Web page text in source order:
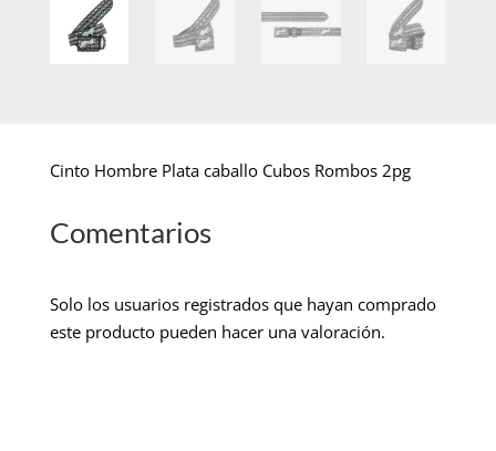
Cinto Hombre Plata caballo Cubos Rombos 2pg
Comentarios
Solo los usuarios registrados que hayan comprado
este producto pueden hacer una valoración.